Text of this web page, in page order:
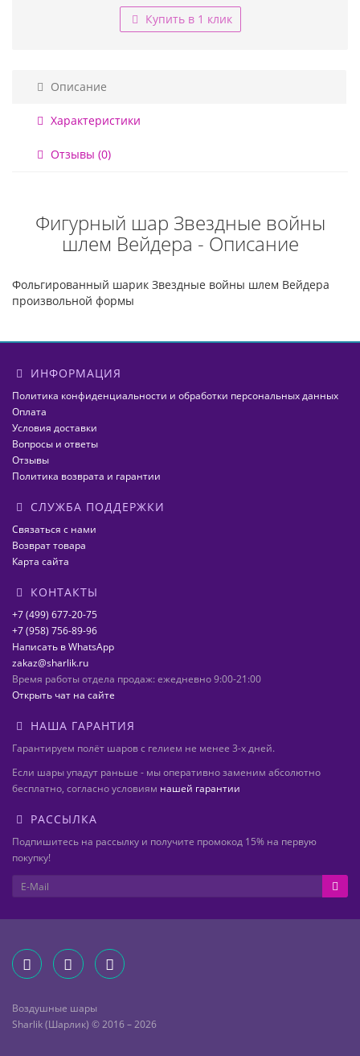
Купить в 1 клик
Описание
Характеристики
Отзывы (0)
Фигурный шар Звездные войны
шлем Вейдера - Описание
Фольгированный шарик Звездные войны шлем Вейдера
произвольной формы
ИНФОРМАЦИЯ
Политика конфиденциальности и обработки персональных данных
Оплата
Условия доставки
Вопросы и ответы
Отзывы
Политика возврата и гарантии
СЛУЖБА ПОДДЕРЖКИ
Связаться с нами
Возврат товара
Карта сайта
КОНТАКТЫ
+7 (499) 677-20-75
+7 (958) 756-89-96
Написать в WhatsApp
zakaz@sharlik.ru
Время работы отдела продаж: ежедневно 9:00-21:00
Открыть чат на сайте
НАША ГАРАНТИЯ
Гарантируем полёт шаров с гелием не менее 3-х дней.
Если шары упадут раньше - мы оперативно заменим абсолютно
бесплатно, согласно условиям нашей гарантии
РАССЫЛКА
Подпишитесь на рассылку и получите промокод 15% на первую
покупку!
Воздушные шары
Sharlik (Шарлик) © 2016 – 2026